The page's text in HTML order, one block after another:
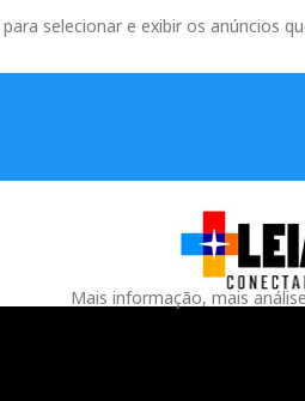
selecionar e exibir os anúncios
Mais informação, mais